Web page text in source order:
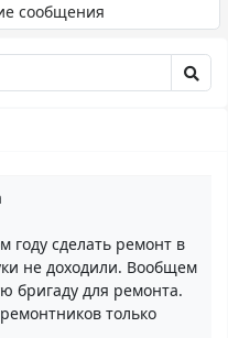
сообщения
году сделать ремонт в
не доходили. Вообщем
бригаду для ремонта.
только